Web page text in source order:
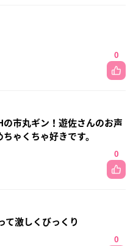
0
市丸ギン！遊佐さんのお声
ゃくちゃ好きです。
0
て激しくびっくり
0